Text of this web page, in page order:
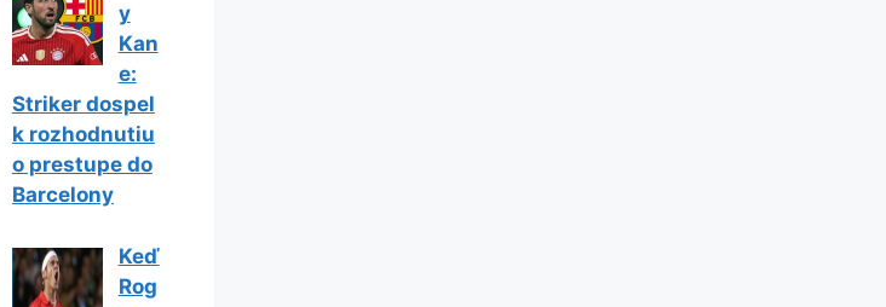
y
Kan
e:
Striker dospel
k rozhodnutiu
o prestupe do
Barcelony
Keď
Rog